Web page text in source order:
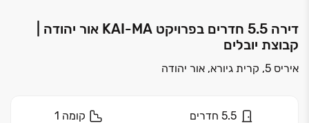
דירה 5.5 חדרים בפרויקט KAI-MA אור יהודה |
קבוצת יובלים
איריס 5, קרית גיורא, אור יהודה
5.5 חדרים קומה 1